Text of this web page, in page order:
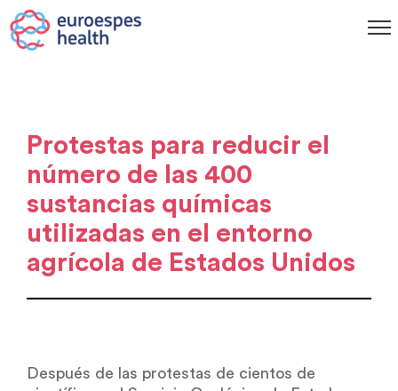
Protestas para reducir el
número de las 400
sustancias químicas
utilizadas en el entorno
agrícola de Estados Unidos
Después de las protestas de cientos de